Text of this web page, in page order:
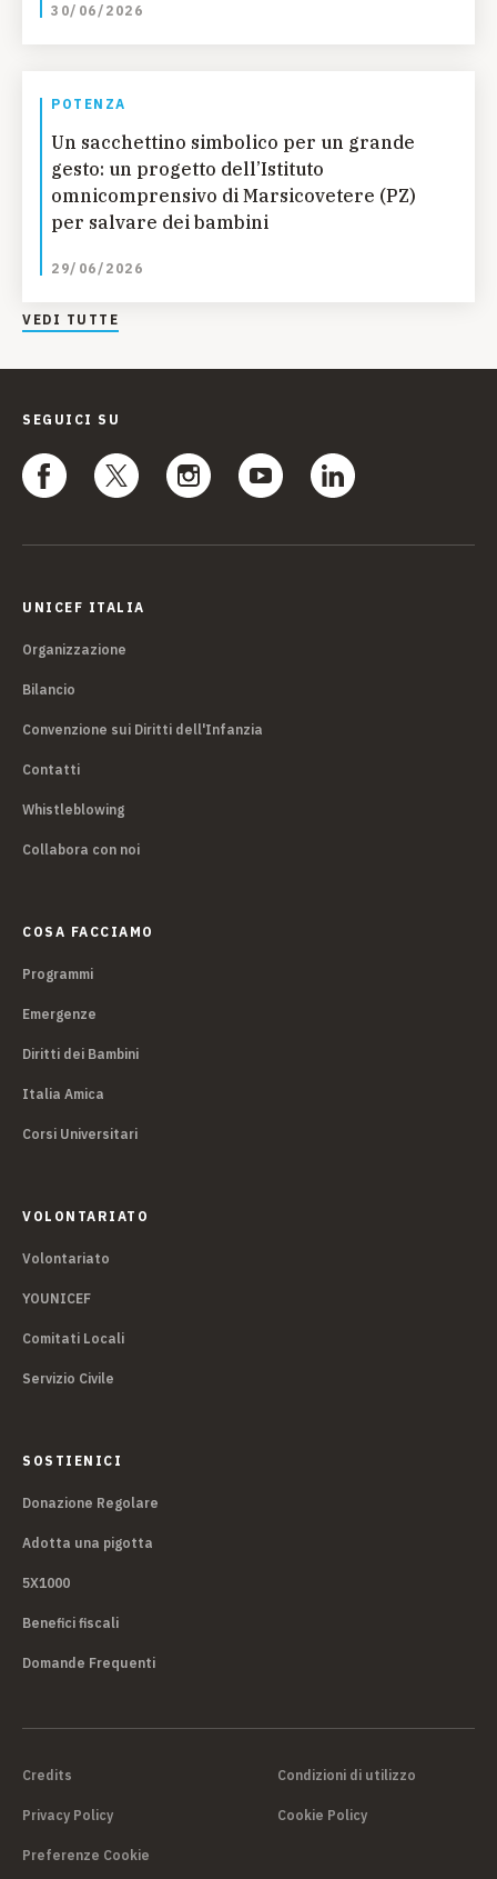
30/06/2026
POTENZA
Un sacchettino simbolico per un grande
gesto: un progetto dell’Istituto
omnicomprensivo di Marsicovetere (PZ)
per salvare dei bambini
29/06/2026
VEDI TUTTE
SEGUICI SU
UNICEF ITALIA
Organizzazione
Bilancio
Convenzione sui Diritti dell'Infanzia
Contatti
Whistleblowing
Collabora con noi
COSA FACCIAMO
Programmi
Emergenze
Diritti dei Bambini
Italia Amica
Corsi Universitari
VOLONTARIATO
Volontariato
YOUNICEF
Comitati Locali
Servizio Civile
SOSTIENICI
Donazione Regolare
Adotta una pigotta
5X1000
Benefici fiscali
Domande Frequenti
Credits Condizioni di utilizzo
Privacy Policy Cookie Policy
Preferenze Cookie